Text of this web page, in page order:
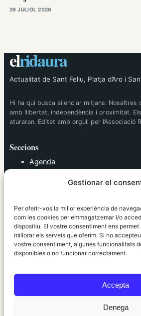
Gestionar el
Per oferir-vos la millor experiència de
com les cookies per emmagatzemar i/o
dispositiu. El vostre consentiment ens
millorar els serveis que oferim. Si no
vostre consentiment, algunes funcionalitats
disponibles o no funcionar correctament.
Accepta
Denega
29 JULIOL 2026
elridaura
Actualitat de Sant Feliu, Platja d’Aro i
Hi ha qui busca silenciar mitjans. Nosaltres
amb llibertat, independència i proximitat.
aturaran. Editat amb orgull per l’Associació
Seccions
Agenda
Política
Societat
Tendències
elRidaura.com